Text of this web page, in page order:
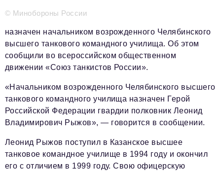
Отдел распространения/редакционная подписка
podpiska@business-magazine.online
Отдел по работе с партнерами
partner@business-magazine.online
© Минобороны России
назначен начальником возрожденного Челябинского
высшего танкового командного училища. Об этом
сообщили во всероссийском общественном
движении «Союз танкистов России».
«Начальником возрожденного Челябинского высшего
танкового командного училища назначен Герой
Российской Федерации гвардии полковник Леонид
Владимирович Рыжов», — говорится в сообщении.
Леонид Рыжов поступил в Казанское высшее
танковое командное училище в 1994 году и окончил
его с отличием в 1999 году. Свою офицерскую